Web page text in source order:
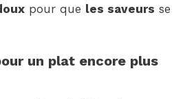
pour que les saveurs se
un plat encore plus